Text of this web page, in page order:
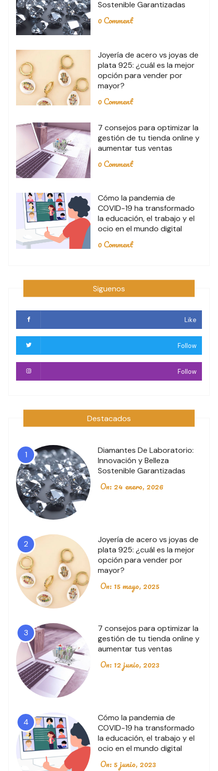
Sostenible Garantizadas
0 Comment
Joyería de acero vs joyas de
plata 925: ¿cuál es la mejor
opción para vender por
mayor?
0 Comment
7 consejos para optimizar la
gestión de tu tienda online y
aumentar tus ventas
0 Comment
Cómo la pandemia de
COVID-19 ha transformado
la educación, el trabajo y el
ocio en el mundo digital
0 Comment
Siguenos
Like
Follow
Follow
Destacados
1
Diamantes De Laboratorio:
Innovación y Belleza
Sostenible Garantizadas
On: 24 enero, 2026
2
Joyería de acero vs joyas de
plata 925: ¿cuál es la mejor
opción para vender por
mayor?
On: 15 mayo, 2025
3
7 consejos para optimizar la
gestión de tu tienda online y
aumentar tus ventas
On: 12 junio, 2023
4
Cómo la pandemia de
COVID-19 ha transformado
la educación, el trabajo y el
ocio en el mundo digital
On:5 junio, 2023